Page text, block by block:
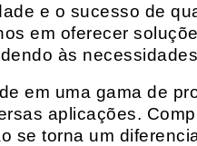
e o sucesso de
em oferecer
às
em uma gama de
aplicações.
se torna um